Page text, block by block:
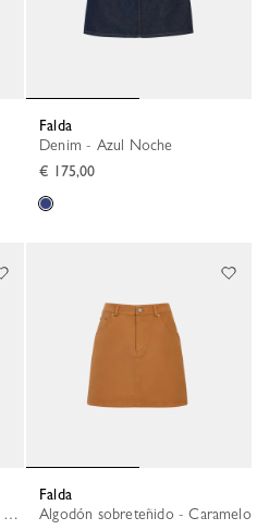
Falda
Denim - Azul Noche
€ 175,00
Falda
Algodón sobreteñido - Caramelo